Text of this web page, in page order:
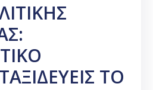
ΤΟ